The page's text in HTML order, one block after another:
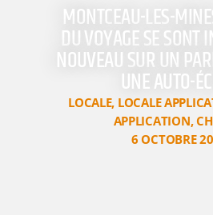
MONTCEAU-LES-
DU VOYAGE SE SONT
NOUVEAU SUR UN
UNE AUTO-
LOCALE, LOCALE
APPLICATION,
6 OCTOBRE